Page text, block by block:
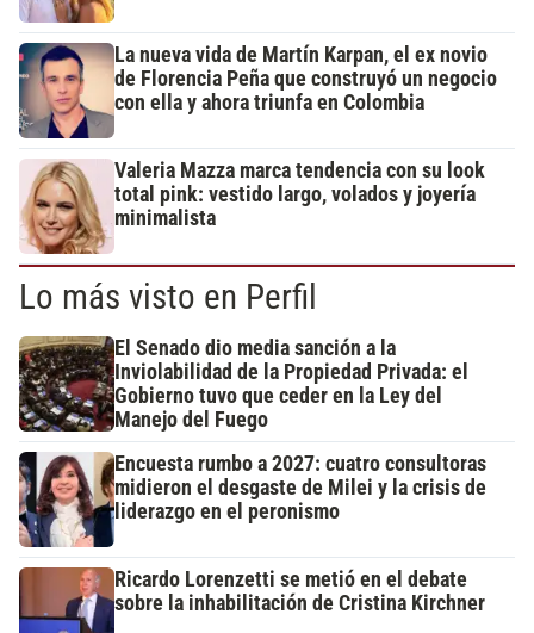
La nueva vida de Martín Karpan, el ex novio
de Florencia Peña que construyó un negocio
con ella y ahora triunfa en Colombia
Valeria Mazza marca tendencia con su look
total pink: vestido largo, volados y joyería
minimalista
Lo más visto en Perfil
El Senado dio media sanción a la
Inviolabilidad de la Propiedad Privada: el
Gobierno tuvo que ceder en la Ley del
Manejo del Fuego
Encuesta rumbo a 2027: cuatro consultoras
midieron el desgaste de Milei y la crisis de
liderazgo en el peronismo
Ricardo Lorenzetti se metió en el debate
sobre la inhabilitación de Cristina Kirchner